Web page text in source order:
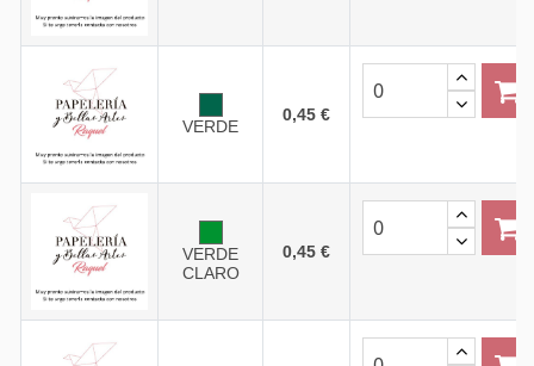
VERDE
0,45 €
VERDE
CLARO
0,45 €